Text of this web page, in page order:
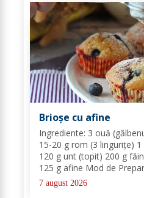
Brioșe cu afine
Ingrediente: 3 ouă
15-20 g rom (3 lingurițe)
120 g unt (topit) 200 g
125 g afine Mod de
gălbenușurile cu zahărul,
untul topit, făina și praful
7 august 2026